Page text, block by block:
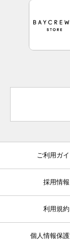
ご利用ガ
採用情報
利用規約
個人情報保